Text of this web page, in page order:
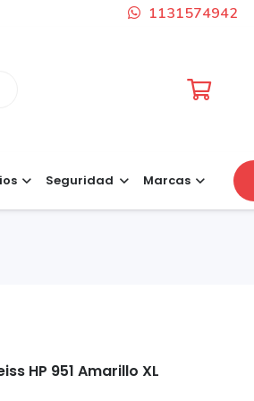
1131574942
Seguridad Marcas
HP 951 Amarillo XL